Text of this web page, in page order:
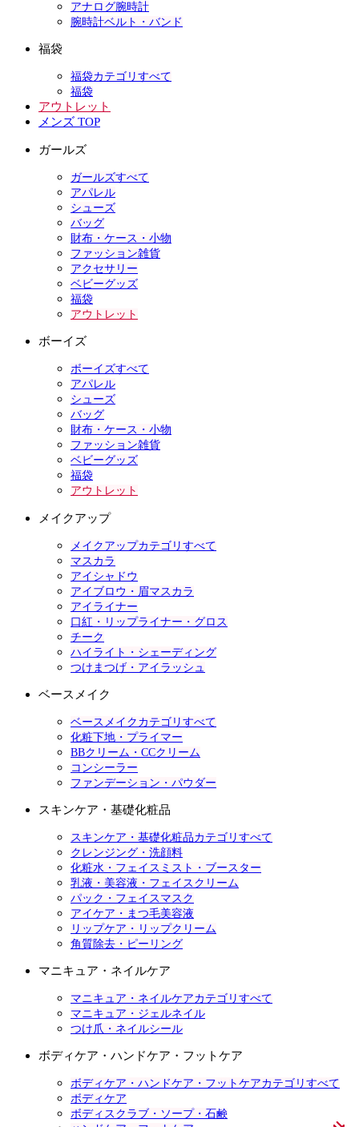
アナログ腕時計
腕時計ベルト・バンド
福袋
福袋カテゴリすべて
福袋
アウトレット
メンズ TOP
ガールズ
ガールズすべて
アパレル
シューズ
バッグ
財布・ケース・小物
ファッション雑貨
アクセサリー
ベビーグッズ
福袋
アウトレット
ボーイズ
ボーイズすべて
アパレル
シューズ
バッグ
財布・ケース・小物
ファッション雑貨
ベビーグッズ
福袋
アウトレット
メイクアップ
メイクアップカテゴリすべて
マスカラ
アイシャドウ
アイブロウ・眉マスカラ
アイライナー
口紅・リップライナー・グロス
チーク
ハイライト・シェーディング
つけまつげ・アイラッシュ
ベースメイク
ベースメイクカテゴリすべて
化粧下地・プライマー
BBクリーム・CCクリーム
コンシーラー
ファンデーション・パウダー
スキンケア・基礎化粧品
スキンケア・基礎化粧品カテゴリすべて
クレンジング・洗顔料
化粧水・フェイスミスト・ブースター
乳液・美容液・フェイスクリーム
パック・フェイスマスク
アイケア・まつ毛美容液
リップケア・リップクリーム
角質除去・ピーリング
マニキュア・ネイルケア
マニキュア・ネイルケアカテゴリすべて
マニキュア・ジェルネイル
つけ爪・ネイルシール
ボディケア・ハンドケア・フットケア
ボディケア・ハンドケア・フットケアカテゴリすべて
ボディケア
ボディスクラブ・ソープ・石鹸